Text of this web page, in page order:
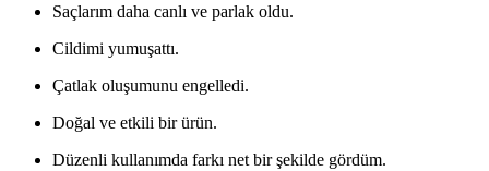
Saçlarım daha canlı ve parlak oldu.
Cildimi yumuşattı.
Çatlak oluşumunu engelledi.
Doğal ve etkili bir ürün.
Düzenli kullanımda farkı net bir şekilde gördüm.